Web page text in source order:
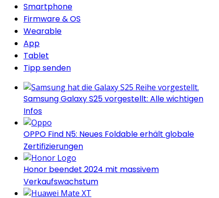
Smartphone
Firmware & OS
Wearable
App
Tablet
Tipp senden
Samsung Galaxy S25 vorgestellt: Alle wichtigen
Infos
OPPO Find N5: Neues Foldable erhält globale
Zertifizierungen
Honor beendet 2024 mit massivem
Verkaufswachstum